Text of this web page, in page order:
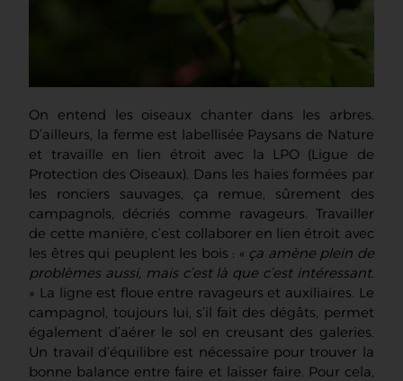
On entend les oiseaux chanter dans les arbres.
D’ailleurs, la ferme est labellisée Paysans de Nature
et travaille en lien étroit avec la LPO (Ligue de
Protection des Oiseaux). Dans les haies formées par
les ronciers sauvages, ça remue, sûrement des
campagnols, décriés comme ravageurs. Travailler
de cette manière, c’est collaborer en lien étroit avec
les êtres qui peuplent les bois : « ça amène plein de
problèmes aussi, mais c’est là que c’est intéressant.
» La ligne est floue entre ravageurs et auxiliaires. Le
campagnol, toujours lui, s’il fait des dégâts, permet
également d’aérer le sol en creusant des galeries.
Un travail d’équilibre est nécessaire pour trouver la
bonne balance entre faire et laisser faire. Pour cela,